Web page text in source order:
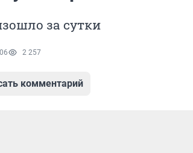
за сутки
2 257
комментарий